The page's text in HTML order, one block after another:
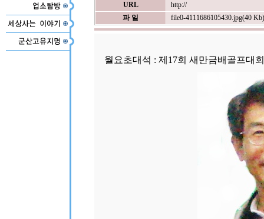
URL
http://
파 일
file0-4111686105430.jpg(40 Kb)
월요초대석 : 제17회 새만금배골프대